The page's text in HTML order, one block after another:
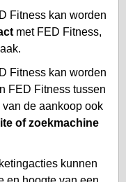
Fitness kan worden
met FED Fitness,
Fitness kan worden
FED Fitness tussen
de aankoop ook
of zoekmachine
kunnen